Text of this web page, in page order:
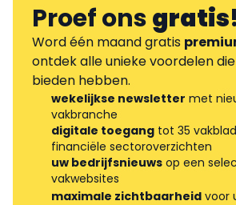
Proef onsgratis!
Word één maand gratis
ontdek alle unieke voordelen
bieden hebben.
wekelijkse newsletter met
vakbranche
digitale toegang tot 35
financiële sectoroverzichten
uw bedrijfsnieuws op een
vakwebsites
maximale zichtbaarheid voor